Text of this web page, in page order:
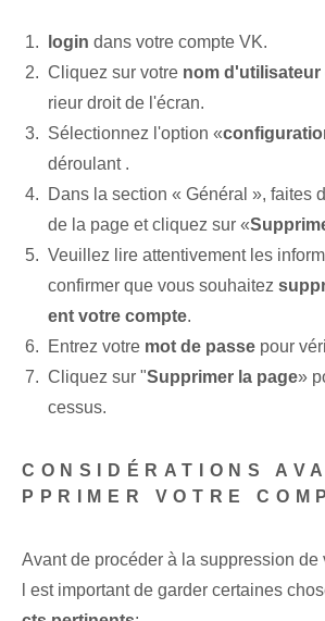
login dans votre compte VK.
Cliquez sur votre nom d'utilisateur
rieur droit de l'écran.
Sélectionnez l'option ⁢«
déroulant ⁤.
Dans la section « Général », faites
de la page et cliquez sur «
Veuillez lire⁢ attentivement les
confirmer que vous souhaitez
ent votre compte.
Entrez votre mot de passe pour
Cliquez sur "Supprimer la page»
cessus.
CONSIDÉRATIONS
PPRIMER VOTRE
Avant de procéder à la suppression de
l est important de garder certaines